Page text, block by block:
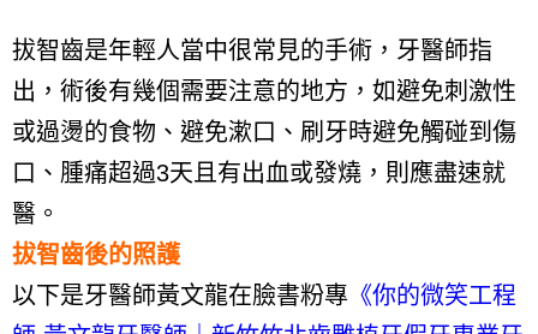
拔智齒是年輕人當中很常見的手術，牙醫師指
出，術後有幾個需要注意的地方，如避免刺激性
或過燙的食物、避免漱口、刷牙時避免觸碰到傷
口、腫痛超過3天且有出血或發燒，則應盡速就
醫。
拔智齒後的照護
以下是牙醫師黃文龍在臉書粉專 《你的微笑工程